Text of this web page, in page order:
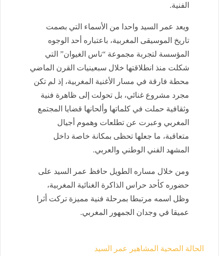
الفنية.
ويعد عمر السيد واحدا من الأسماء التي بصمت
تاريخ الموسيقى المغربية، باعتباره أحد الوجوه
المؤسسة لتجربة مجموعة “ناس الغيوان” التي
شكلت منذ انطلاقتها خلال سبعينيات القرن الماضي
محطة فارقة في مسار الأغنية المغربية، إذ لم تكن
مجرد مشروع غنائي، بل تحولت إلى ظاهرة فنية
وثقافية حملت في كلماتها وألحانها قضايا المجتمع
المغربي وعبرت عن تطلعات وهموم أجيال
متعاقبة، ما جعلها تحظى بمكانة خاصة داخل
المشهد الفني الوطني والعربي.
ومن خلال مساره الطويل حافظ عمر السيد على
حضوره كأحد حراس الذاكرة الغنائية المغربية،
وظل اسمه مرتبطا بمرحلة فنية مميزة تركت أثرا
عميقا في وجدان الجمهور المغربي.
الحالة الصحية المشاهير عمر السيد